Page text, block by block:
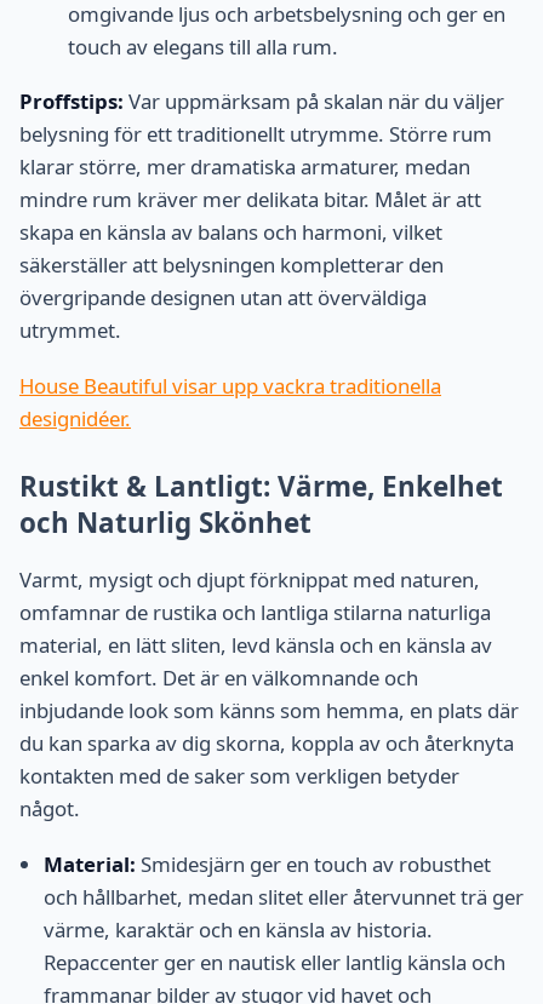
omgivande ljus och arbetsbelysning och ger en
touch av elegans till alla rum.
Proffstips: Var uppmärksam på skalan när du väljer
belysning för ett traditionellt utrymme. Större rum
klarar större, mer dramatiska armaturer, medan
mindre rum kräver mer delikata bitar. Målet är att
skapa en känsla av balans och harmoni, vilket
säkerställer att belysningen kompletterar den
övergripande designen utan att överväldiga
utrymmet.
House Beautiful visar upp vackra traditionella
designidéer.
Rustikt & Lantligt: Värme, Enkelhet
och Naturlig Skönhet
Varmt, mysigt och djupt förknippat med naturen,
omfamnar de rustika och lantliga stilarna naturliga
material, en lätt sliten, levd känsla och en känsla av
enkel komfort. Det är en välkomnande och
inbjudande look som känns som hemma, en plats där
du kan sparka av dig skorna, koppla av och återknyta
kontakten med de saker som verkligen betyder
något.
Material: Smidesjärn ger en touch av robusthet
och hållbarhet, medan slitet eller återvunnet trä ger
värme, karaktär och en känsla av historia.
Repaccenter ger en nautisk eller lantlig känsla och
frammanar bilder av stugor vid havet och